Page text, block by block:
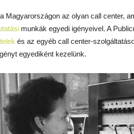
Magyarországon az olyan call center,
munkák egyedi igényeivel. A
és az egyéb call center-
egyediként kezelünk.